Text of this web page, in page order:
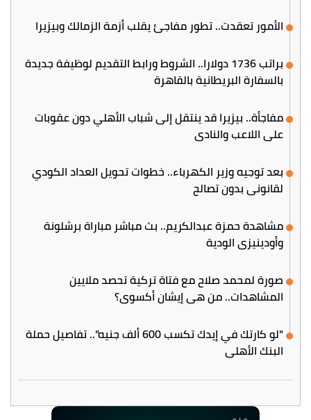
الأمور تعقدت.. تطور مفاجئ يقلب أزمة الزمالك وبيزيرا
براتب 1736 دولارا.. الشروط ورابط التقديم لوظيفة جديدة
بالسفارة البريطانية بالقاهرة
مفاجأة.. بيزيرا قد ينتقل إلى شباب الأهلي دون عقوبات
على اللاعب والنادي
بعد توجيه وزير الكهرباء.. خطوات تحويل العداد الكودي
لقانوني بدون تصالح
مشاهدة حمزة عبدالكريم.. بث مباشر مباراة برشلونة
وأودينيزي الودية
صورة لمحمد صلاح مع فتاة تركية تحصد ملايين
المشاهدات.. من هي إيشان أكسوي؟
"لو كارتك في إيدك تكسب 600 ألف جنيه".. تفاصيل حملة
البنك الأهلي